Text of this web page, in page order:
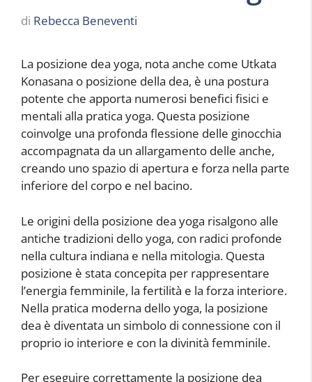
di Rebecca Beneventi
La posizione dea yoga, nota anche come Utkata
Konasana o posizione della dea, è una postura
potente che apporta numerosi benefici fisici e
mentali alla pratica yoga. Questa posizione
coinvolge una profonda flessione delle ginocchia
accompagnata da un allargamento delle anche,
creando uno spazio di apertura e forza nella parte
inferiore del corpo e nel bacino.
Le origini della posizione dea yoga risalgono alle
antiche tradizioni dello yoga, con radici profonde
nella cultura indiana e nella mitologia. Questa
posizione è stata concepita per rappresentare
l’energia femminile, la fertilità e la forza interiore.
Nella pratica moderna dello yoga, la posizione
dea è diventata un simbolo di connessione con il
proprio io interiore e con la divinità femminile.
Per eseguire correttamente la posizione dea